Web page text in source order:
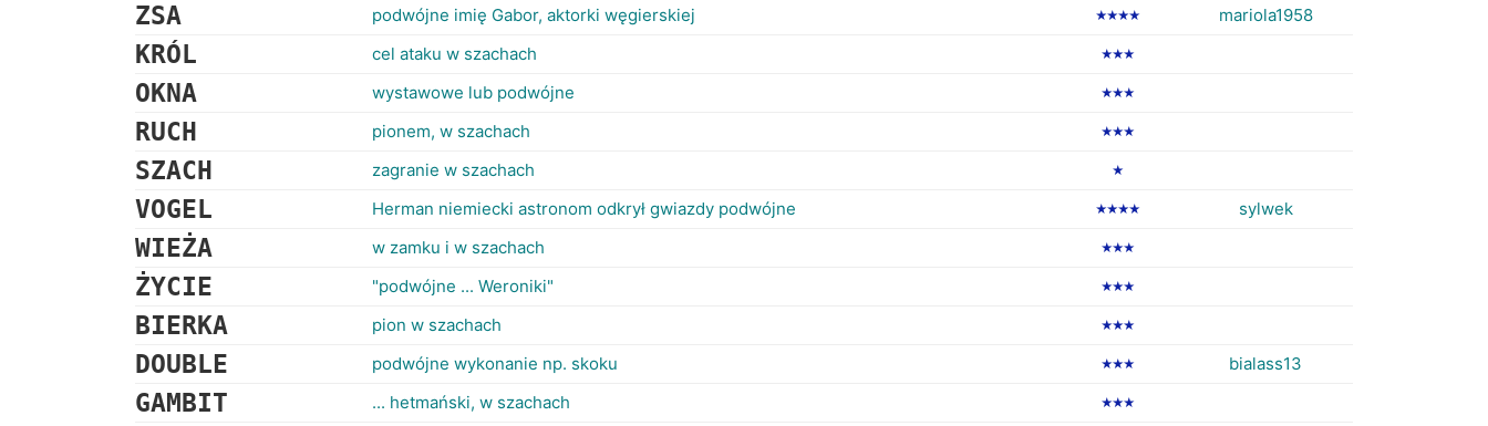
ZSA podwójne imię Gabor, aktorki węgierskiej ★★★★ mariola1958
KRÓL cel ataku w szachach ★★★
OKNA wystawowe lub podwójne ★★★
RUCH pionem, w szachach ★★★
SZACH zagranie w szachach ★
VOGEL Herman niemiecki astronom odkrył gwiazdy podwójne ★★★★ sylwek
WIEŻA w zamku i w szachach ★★★
ŻYCIE "podwójne ... Weroniki" ★★★
BIERKA pion w szachach ★★★
DOUBLE podwójne wykonanie np. skoku ★★★ bialass13
GAMBIT ... hetmański, w szachach ★★★